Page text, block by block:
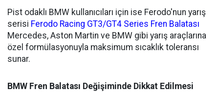
Pist odaklı BMW kullanıcıları için ise Ferodo'nun yarış
serisi Ferodo Racing GT3/GT4 Series Fren Balatası
Mercedes, Aston Martin ve BMW gibi yarış araçlarına
özel formülasyonuyla maksimum sıcaklık toleransı
sunar.
BMW Fren Balatası Değişiminde Dikkat Edilmesi